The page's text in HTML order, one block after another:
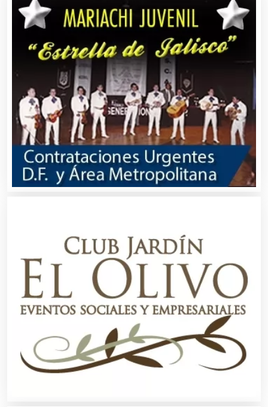
Alarmas
Albercas
Alimentos
Almacenaje
Alquiler de Autos
Alquiler de Sillas y Mesas
Alquiler de Trajes de Etiqueta
Alta Costura
Aluminio